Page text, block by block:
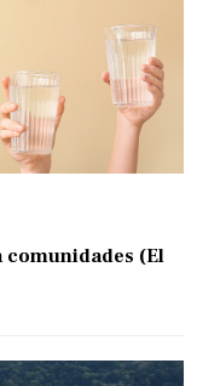
comunidades (El